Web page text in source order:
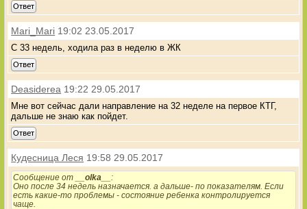
Ответ
Mari_Mari 19:02 23.05.2017
С 33 недель, ходила раз в неделю в ЖК
Ответ
Deasiderea 19:22 29.05.2017
Мне вот сейчас дали направление на 32 неделе на первое КТГ,
дальше не знаю как пойдет.
Ответ
Кудесница Леся 19:58 29.05.2017
Сообщение от __olka__ :
Оно после 34 недель назначается. а дальше- по показателям. Если
есть какие-то проблемы - состояние ребенка контролируется
чаще.